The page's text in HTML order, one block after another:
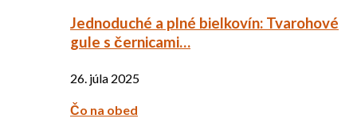
Jednoduché a plné bielkovín: Tvarohové
gule s černicami…
26. júla 2025
Čo na obed